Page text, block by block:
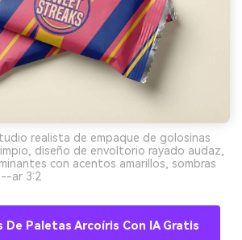
realista de empaque de golosinas
diseño de envoltorio rayado audaz,
con acentos amarillos, sombras
ar 3:2
De Paletas Arcoíris Con IA Gratis